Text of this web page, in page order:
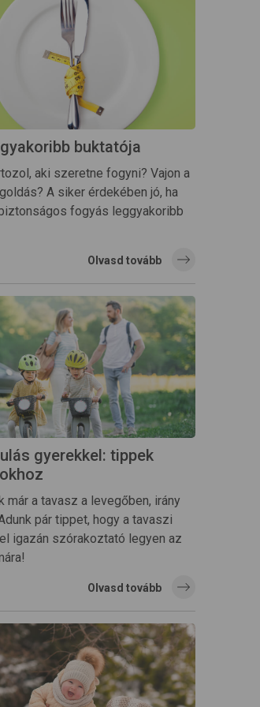
buktatója
aki szeretne fogyni? Vajon a
A siker érdekében jó, ha
fogyás leggyakoribb
Olvasd tovább
gyerekkel: tippek
már a tavasz a levegőben, irány
pár tippet, hogy a tavaszi
igazán szórakoztató legyen az
Olvasd tovább